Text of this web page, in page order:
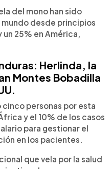
del mono han sido
desde principios
un 25% en América,
Herlinda, la
Montes Bobadilla
cinco personas por esta
y el 10% de los casos
para gestionar el
en los pacientes.
que vela por la salud